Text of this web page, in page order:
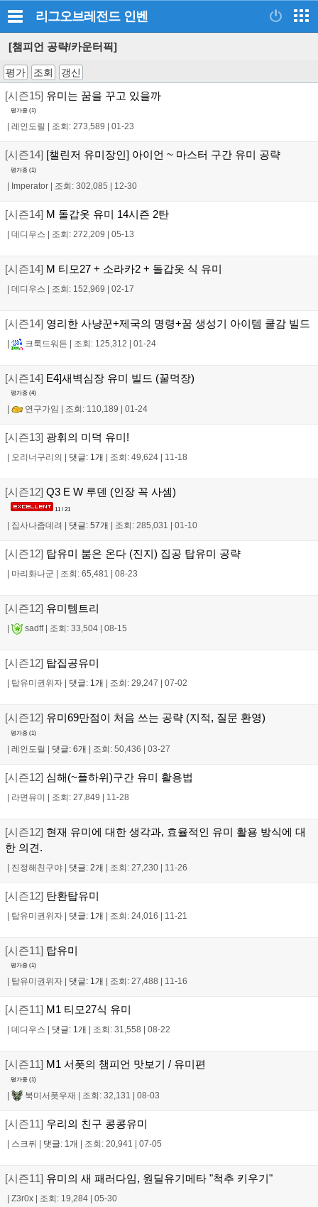
리그오브레전드 인벤
[챔피언 공략/카운터픽]
평가 조회 갱신
[시즌15] 유미는 꿈을 꾸고 있을까
평가중 (1)
레인도릴 조회: 273,589 01-23
[시즌14] [챌린저 유미장인] 아이언 ~ 마스터 구간 유미 공략
평가중 (1)
| Imperator | 조회: 302,085 | 12-30
[시즌14] M 돌갑옷 유미 14시즌 2탄
| 데디우스 | 조회: 272,209 | 05-13
[시즌14] M 티모27 + 소라카2 + 돌갑옷 식 유미
| 데디우스 | 조회: 152,969 | 02-17
[시즌14] 영리한 사냥꾼+제국의 명령+꿈 생성기 아이템 쿨감 빌드
| 크룩드워든 | 조회: 125,312 | 01-24
[시즌14] E4]새벽심장 유미 빌드 (꿀먹장)
평가중 (4)
연구가임 조회: 110,189 01-24
[시즌13] 광휘의 미덕 유미!
오리너구리의 댓글: 1개 조회: 49,624 11-18
[시즌12] Q3 E W 루덴 (인장 꼭 사셈)
11 / 21
집사나좀데려 댓글: 57개 조회: 285,031 01-10
[시즌12] 탑유미 붐은 온다 (진지) 집공 탑유미 공략
마리화나군 조회: 65,481 08-23
[시즌12] 유미템트리
sadff| 조회: 33,504 08-15
[시즌12] 탑집공유미
탑유미권위자 댓글: 1개 조회: 29,247 07-02
[시즌12] 유미69만점이 처음 쓰는 공략 (지적, 질문 환영)
평가중 (1)
| 레인도릴 | 댓글: 6개 | 조회: 50,436 | 03-27
[시즌12] 심해(~플하위)구간 유미 활용법
| 라면유미 | 조회: 27,849 | 11-28
[시즌12] 현재 유미에 대한 생각과, 효율적인 유미 활용 방식에 대
한 의견.
| 진정해친구야 | 댓글: 2개 | 조회: 27,230 | 11-26
[시즌12] 탄환탑유미
| 탑유미권위자 | 댓글: 1개 | 조회: 24,016 | 11-21
[시즌11] 탑유미
평가중 (1)
탑유미권위자 댓글: 1개 조회: 27,488 11-16
[시즌11] M1 티모27식 유미
데디우스 댓글: 1개 조회: 31,558 08-22
[시즌11] M1 서폿의 챔피언 맛보기 / 유미편
평가중 (1)
| 북미서폿우재 | 조회: 32,131 | 08-03
[시즌11] 우리의 친구 콩콩유미
| 스크퓌 | 댓글: 1개 | 조회: 20,941 | 07-05
[시즌11] 유미의 새 패러다임, 원딜유기메타 "척추 키우기"
| Z3r0x | 조회: 19,284 | 05-30